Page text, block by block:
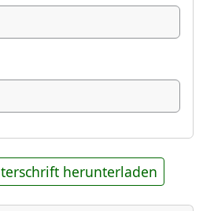
herunterladen